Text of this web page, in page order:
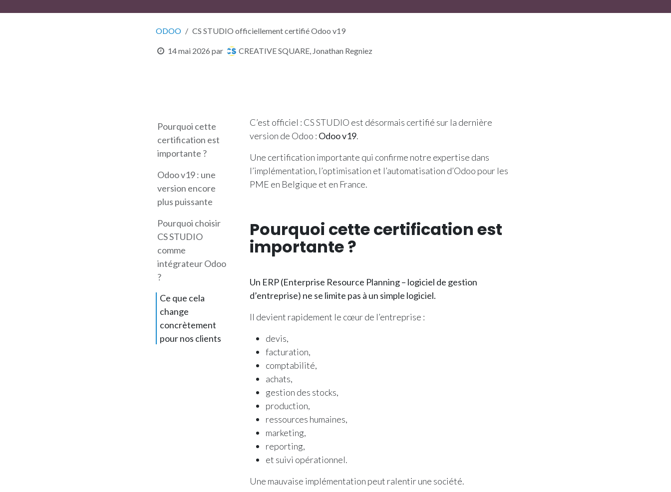
ODOO CS STUDIO officiellement certifié Odoo v19
14 mai 2026 par CREATIVE SQUARE, Jonathan Regniez
Pourquoi cette
certification est
importante ?
Odoo v19 : une
version encore
plus puissante
Pourquoi choisir
CS STUDIO
comme
intégrateur Odoo
?
Ce que cela
change
concrètement
pour nos clients
C’est officiel : CS STUDIO est désormais certifié sur la dernière
version de Odoo : Odoo v19.
Une certification importante qui confirme notre expertise dans
l’implémentation, l’optimisation et l’automatisation d’Odoo pour les
PME en Belgique et en France.
Pourquoi cette certification est
importante ?
Un ERP (Enterprise Resource Planning – logiciel de gestion
d’entreprise) ne se limite pas à un simple logiciel.
Il devient rapidement le cœur de l’entreprise :
devis,
facturation,
comptabilité,
achats,
gestion des stocks,
production,
ressources humaines,
marketing,
reporting,
et suivi opérationnel.
Une mauvaise implémentation peut ralentir une société.